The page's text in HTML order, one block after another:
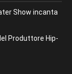
Show incanta
Produttore Hip-